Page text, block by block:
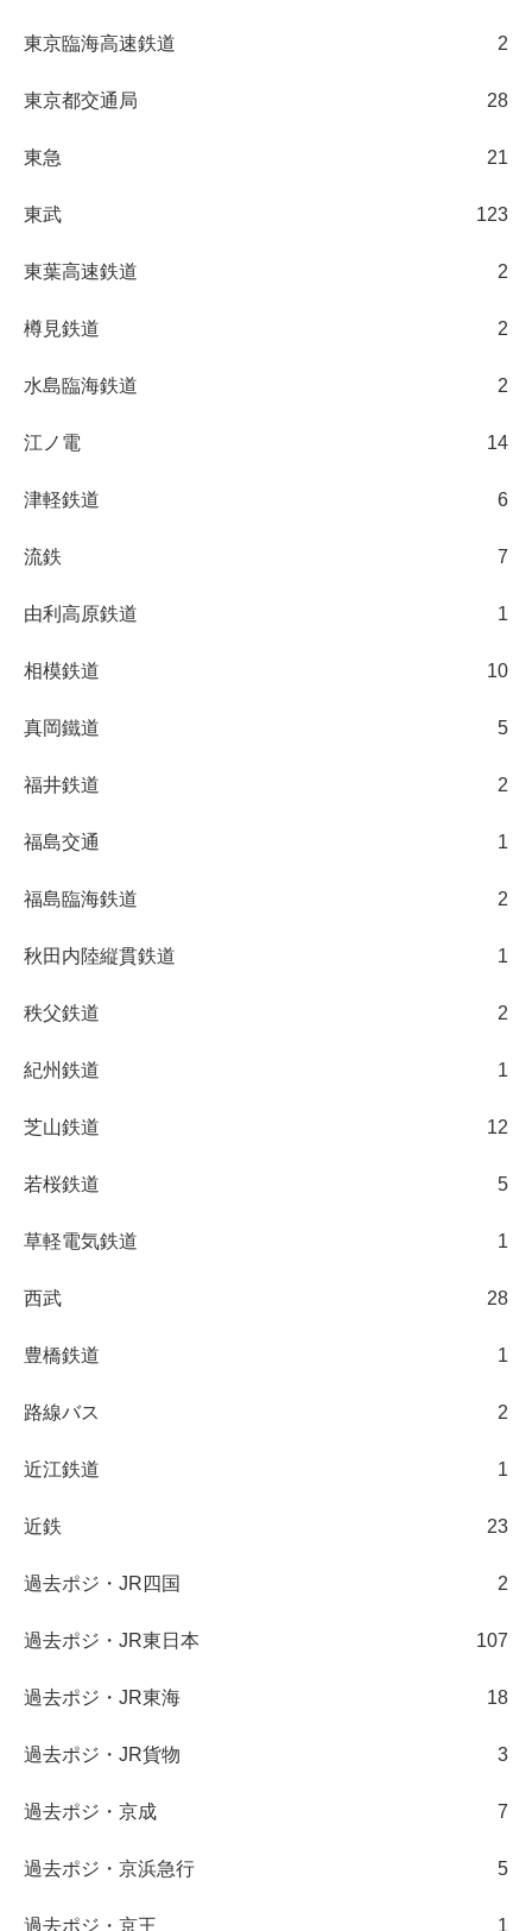
東京臨海高速鉄道 2
東京都交通局 28
東急 21
東武 123
東葉高速鉄道 2
樽見鉄道 2
水島臨海鉄道 2
江ノ電 14
津軽鉄道 6
流鉄 7
由利高原鉄道 1
相模鉄道 10
真岡鐵道 5
福井鉄道 2
福島交通 1
福島臨海鉄道 2
秋田内陸縦貫鉄道 1
秩父鉄道 2
紀州鉄道 1
芝山鉄道 12
若桜鉄道 5
草軽電気鉄道 1
西武 28
豊橋鉄道 1
路線バス 2
近江鉄道 1
近鉄 23
過去ポジ・JR四国 2
過去ポジ・JR東日本 107
過去ポジ・JR東海 18
過去ポジ・JR貨物 3
過去ポジ・京成 7
過去ポジ・京浜急行 5
過去ポジ・京王 1